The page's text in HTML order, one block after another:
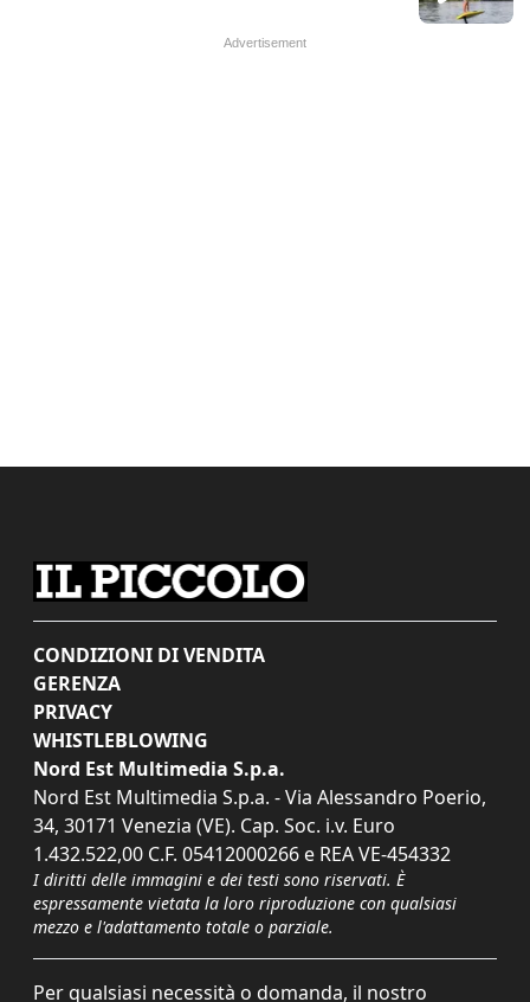
CONDIZIONI DI VENDITA
GERENZA
PRIVACY
WHISTLEBLOWING
Nord Est Multimedia S.p.a.
Nord Est Multimedia S.p.a. - Via Alessandro Poerio,
34, 30171 Venezia (VE). Cap. Soc. i.v. Euro
1.432.522,00 C.F. 05412000266 e REA VE-454332
I diritti delle immagini e dei testi sono riservati. È
espressamente vietata la loro riproduzione con qualsiasi
mezzo e l'adattamento totale o parziale.
Per qualsiasi necessità o domanda, il nostro